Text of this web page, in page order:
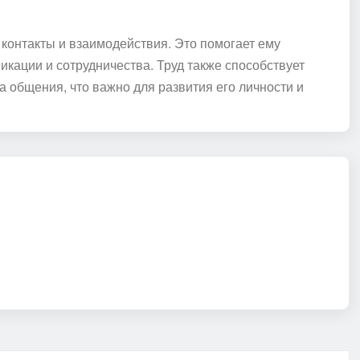
и взаимодействия. Это помогает ему
и сотрудничества. Труд также способствует
что важно для развития его личности и